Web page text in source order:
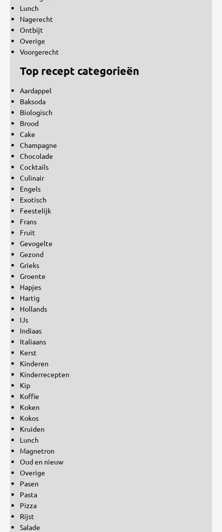
Lunch
Nagerecht
Ontbijt
Overige
Voorgerecht
Top recept categorieën
Aardappel
Baksoda
Biologisch
Brood
Cake
Champagne
Chocolade
Cocktails
Culinair
Engels
Exotisch
Feestelijk
Frans
Fruit
Gevogelte
Gezond
Grieks
Groente
Hapjes
Hartig
Hollands
IJs
Indiaas
Italiaans
Kerst
Kinderen
Kinderrecepten
Kip
Koffie
Koken
Kokos
Kruiden
Lunch
Magnetron
Oud en nieuw
Overige
Pasen
Pasta
Pizza
Rijst
Salade